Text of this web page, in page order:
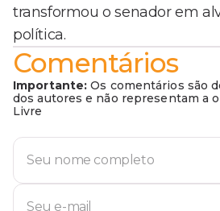
transformou o senador em
política.
Comentários
Importante: Os comentários são
dos autores e não representam a
Livre